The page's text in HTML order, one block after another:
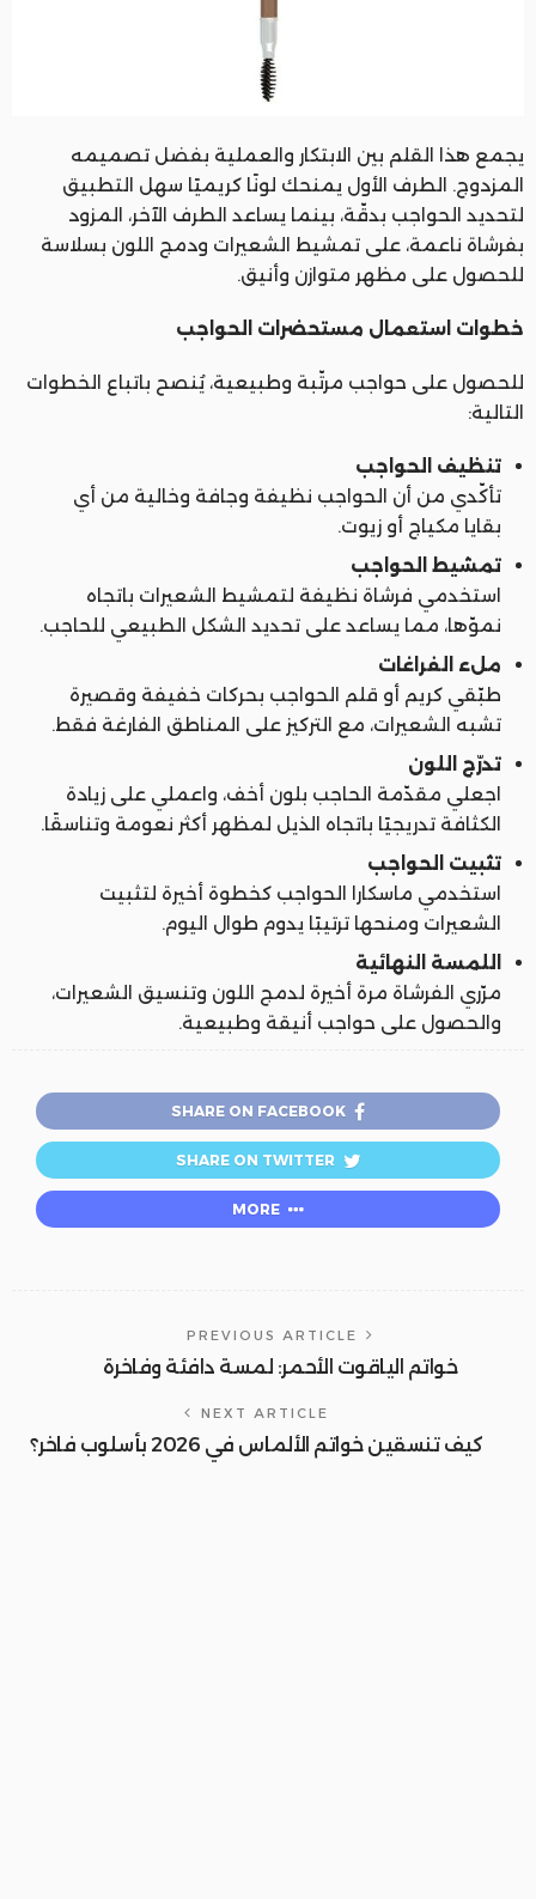
يجمع هذا القلم بين الابتكار والعملية بفضل تصميمه
المزدوج. الطرف الأول يمنحك لونًا كريميًا سهل التطبيق
لتحديد الحواجب بدقّة، بينما يساعد الطرف الآخر، المزود
بفرشاة ناعمة، على تمشيط الشعيرات ودمج اللون بسلاسة
للحصول على مظهر متوازن وأنيق.
خطوات استعمال مستحضرات الحواجب
للحصول على حواجب مرتّبة وطبيعية، يُنصح باتباع الخطوات
التالية:
تنظيف الحواجب
تأكّدي من أن الحواجب نظيفة وجافة وخالية من أي
بقايا مكياج أو زيوت.
تمشيط الحواجب
استخدمي فرشاة نظيفة لتمشيط الشعيرات باتجاه
نموّها، مما يساعد على تحديد الشكل الطبيعي للحاجب.
ملء الفراغات
طبّقي كريم أو قلم الحواجب بحركات خفيفة وقصيرة
تشبه الشعيرات، مع التركيز على المناطق الفارغة فقط.
تدرّج اللون
اجعلي مقدّمة الحاجب بلون أخف، واعملي على زيادة
الكثافة تدريجيًا باتجاه الذيل لمظهر أكثر نعومة وتناسقًا.
تثبيت الحواجب
استخدمي ماسكارا الحواجب كخطوة أخيرة لتثبيت
الشعيرات ومنحها ترتيبًا يدوم طوال اليوم.
اللمسة النهائية
مرّري الفرشاة مرة أخيرة لدمج اللون وتنسيق الشعيرات،
والحصول على حواجب أنيقة وطبيعية.
SHARE ON FACEBOOK
SHARE ON TWITTER
MORE
PREVIOUS ARTICLE
خواتم الياقوت الأحمر: لمسة دافئة وفاخرة
NEXT ARTICLE
كيف تنسقين خواتم الألماس في 2026 بأسلوب فاخر؟